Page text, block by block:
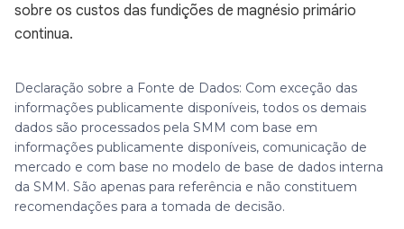
sobre os custos das fundições de magnésio primário
continua.
Declaração sobre a Fonte de Dados: Com exceção das
informações publicamente disponíveis, todos os demais
dados são processados pela SMM com base em
informações publicamente disponíveis, comunicação de
mercado e com base no modelo de base de dados interna
da SMM. São apenas para referência e não constituem
recomendações para a tomada de decisão.